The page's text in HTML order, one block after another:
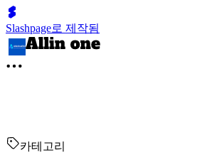
Slashpage로 제작됨
카테고리